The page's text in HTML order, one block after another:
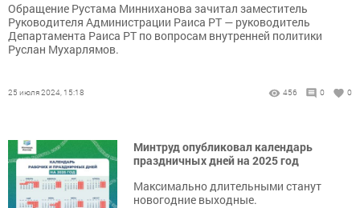
Обращение Рустама Минниханова зачитал заместитель
Руководителя Администрации Раиса РТ — руководитель
Департамента Раиса РТ по вопросам внутренней политики
Руслан Мухарлямов.
25 июля 2024, 15:18 456 0 0
Минтруд опубликовал календарь
праздничных дней на 2025 год
Максимально длительными станут
новогодние выходные.